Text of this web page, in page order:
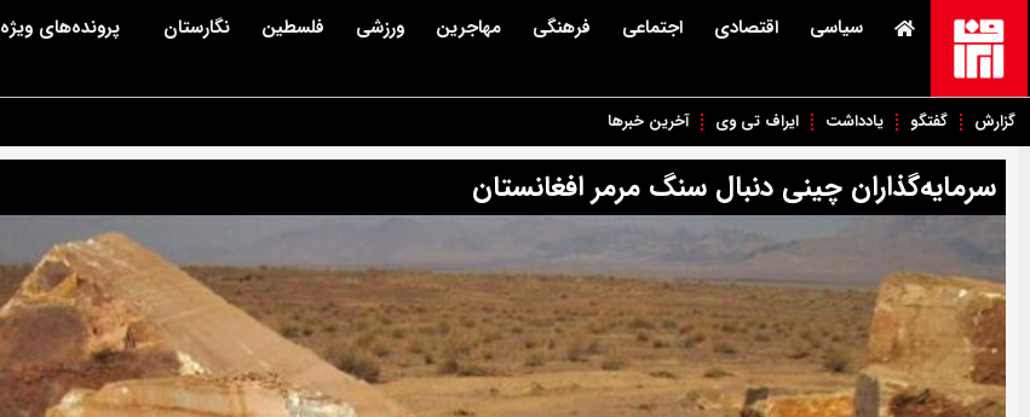
سیاسی اقتصادی اجتماعی فرهنگی مهاجرین ورزشی فلسطین نگارستان پرونده‌های ویژه
گزارش گفتگو یادداشت ایراف تی وی آخرین خبرها
سرمایه‌گذاران چینی دنبال سنگ مرمر افغانستان